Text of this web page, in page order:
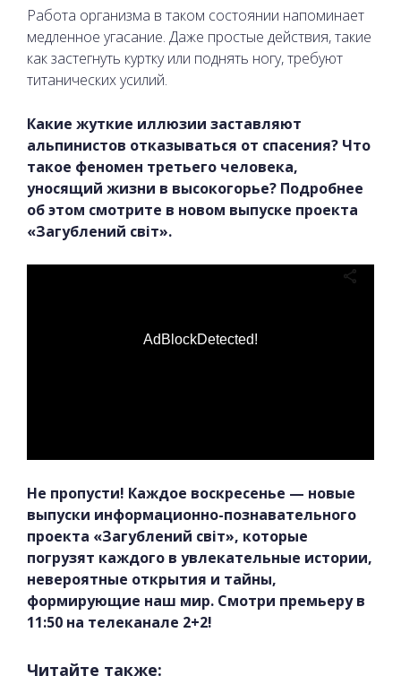
Работа организма в таком состоянии напоминает
медленное угасание. Даже простые действия, такие
как застегнуть куртку или поднять ногу, требуют
титанических усилий.
Какие жуткие иллюзии заставляют
альпинистов отказываться от спасения? Что
такое феномен третьего человека,
уносящий жизни в высокогорье? Подробнее
об этом смотрите в новом выпуске проекта
«Загублений світ».
AdBlockDetected!
Не пропусти! Каждое воскресенье — новые
выпуски информационно-познавательного
проекта «Загублений світ», которые
погрузят каждого в увлекательные истории,
невероятные открытия и тайны,
формирующие наш мир. Смотри премьеру в
11:50 на телеканале 2+2!
Читайте также: